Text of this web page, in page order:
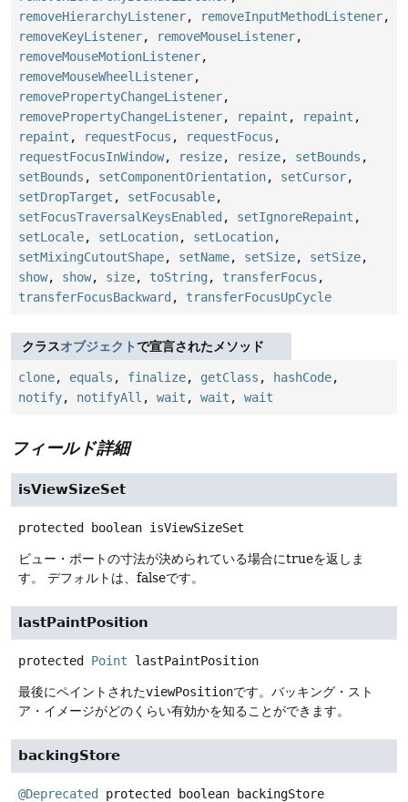
removeHierarchyListener, removeInputMethodListener,
removeKeyListener, removeMouseListener,
removeMouseMotionListener,
removeMouseWheelListener,
removePropertyChangeListener,
removePropertyChangeListener, repaint , repaint ,
repaint , requestFocus , requestFocus ,
requestFocusInWindow, resize, resize, setBounds ,
setBounds , setComponentOrientation, setCursor,
setDropTarget , setFocusable,
setFocusTraversalKeysEnabled , setIgnoreRepaint ,
setLocale, setLocation, setLocation,
setMixingCutoutShape, setName, setSize, setSize,
show, show, size, toString , transferFocus ,
transferFocusBackward , transferFocusUpCycle
クラスオブジェクトで宣言されたメソッド
clone, equals , finalize, getClass , hashCode,
notify, notifyAll , wait , wait , wait
フィールド詳細
isViewSizeSet
protected boolean isViewSizeSet
ビュー・ポートの寸法が決められている場合にtrueを返しま
す。
デフォルトは、falseです。
lastPaintPosition
protected Point lastPaintPosition
最後にペイントされたviewPositionです。バッキング・スト
ア・イメージがどのくらい有効かを知ることができます。
backingStore
@Deprecated protected boolean backingStore